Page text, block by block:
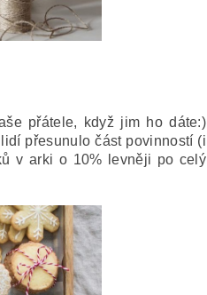
přátele, když jim ho dáte:)
přesunulo část povinností (i
v arki o 10% levněji po celý